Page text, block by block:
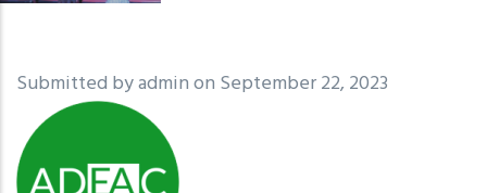
Submitted byadminon September 22, 2023